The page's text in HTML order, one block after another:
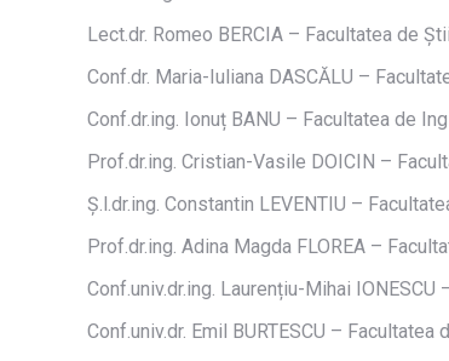
Lect.dr. Romeo BERCIA – Facultatea de
Conf.dr. Maria-Iuliana DASCĂLU –
Conf.dr.ing. Ionuț BANU – Facultatea de
Prof.dr.ing. Cristian-Vasile DOICIN –
Ș.l.dr.ing. Constantin LEVENTIU –
Prof.dr.ing. Adina Magda FLOREA –
Conf.univ.dr.ing. Laurențiu-Mihai
Conf.univ.dr. Emil BURTESCU –